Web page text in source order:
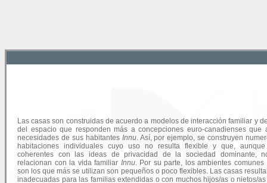
Las casas son construidas de acuerdo a modelos de interacción familiar y
del espacio que responden más a concepciones euro-canadienses que
necesidades de sus habitantes Innu. Así, por ejemplo, se construyen
habitaciones individuales cuyo uso no resulta flexible y que,
coherentes con las ideas de privacidad de la sociedad dominante,
relacionan con la vida familiar Innu. Por su parte, los ambientes
son los que más se utilizan son pequeños o poco flexibles. Las casas
inadecuadas para las familias extendidas o con muchos hijos/as o nietos/